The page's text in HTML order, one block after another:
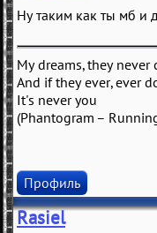
Ну таким как ты мб и
My dreams, they never
And if they ever, ever
It's never you
(Phantogram –
Профиль
Rasiel